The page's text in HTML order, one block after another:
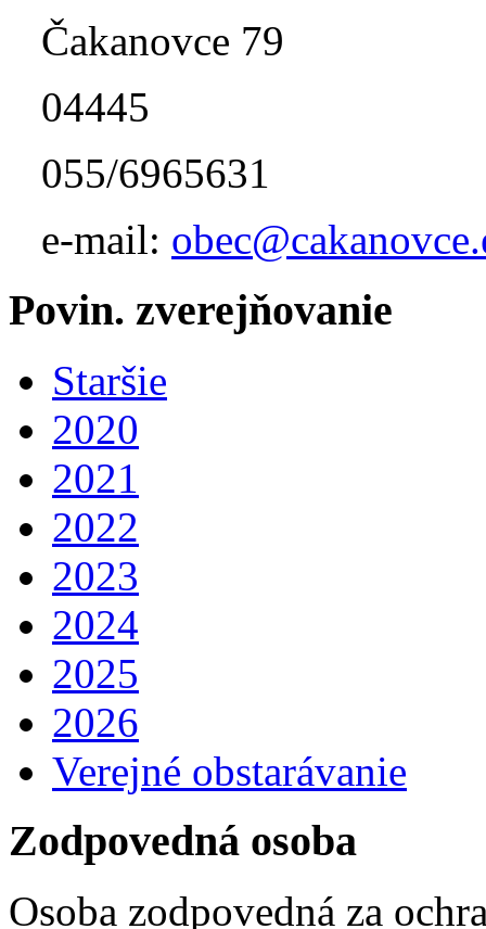
Čakanovce 79
04445
055/6965631
e-mail:
Povin. zverejňovanie
Staršie
2020
2021
2022
2023
2024
2025
2026
Verejné obstarávanie
Zodpovedná osoba
Osoba zodpovedná za